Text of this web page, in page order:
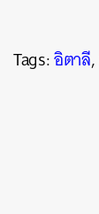
Tags:อิตาลี,